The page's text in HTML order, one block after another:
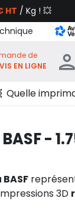
HT / Kg ! 💥
de
EN LIGNE
Quelle
-
3D